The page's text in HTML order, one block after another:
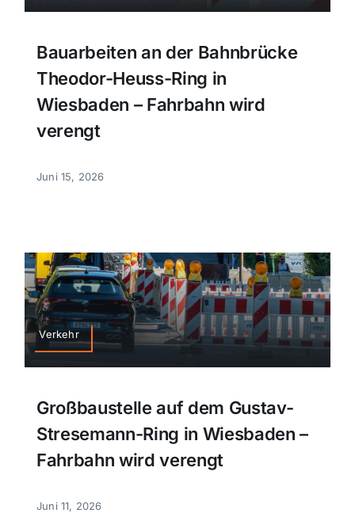
Bauarbeiten an der Bahnbrücke
Theodor-Heuss-Ring in
Wiesbaden – Fahrbahn wird
verengt
Juni 15, 2026
Verkehr
Großbaustelle auf dem Gustav-
Stresemann-Ring in Wiesbaden –
Fahrbahn wird verengt
Juni 11, 2026